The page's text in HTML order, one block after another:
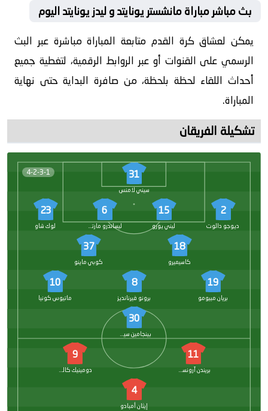
بث مباشر مباراة مانشستر يونايتد و ليدز يونايتد اليوم
يمكن لعشاق كرة القدم متابعة المباراة مباشرة عبر البث
الرسمي على القنوات أو عبر الروابط الرقمية، لتغطية جميع
أحداث اللقاء لحظة بلحظة، من صافرة البداية حتى نهاية
المباراة.
تشكيلة الفريقان
4-2-3-1 31
سيني لامنس
2
ديوجو دالوت
15
ليني يورو
6
ليساندرو مارتينيز
23
لوك شاو
18
كاسيميرو
37
كوبي ماينو
19
بريان مبيومو
8
برونو فيرنانديز
10
ماتيوس كونيا
30
بينجامين سيسكو
11
بريندن آرونسون
9
دومينيك كالفيرت لوين
4
إيثان أمبادو